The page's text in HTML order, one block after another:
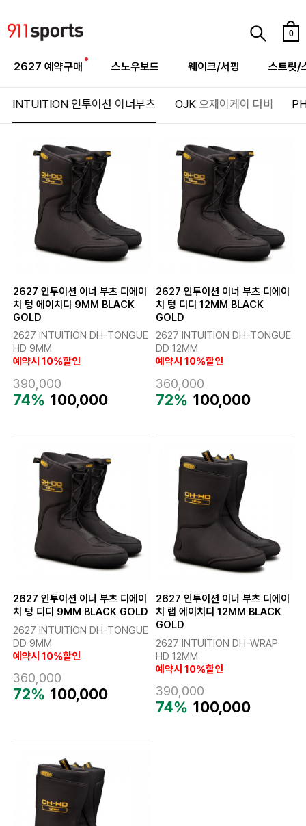
0
2627 예약구매 스노우보드 웨이크/서핑 스트릿/
INTUITION 인투이션 이너부츠 OJK오제이케이 더비
2627 인투이션 이너 부츠 디에이
치 텅 에이치디 9MM BLACK
GOLD
2627 INTUITION DH-TONGUE
HD 9MM
예약시 10%할인
390,000
74% 100,000
2627 인투이션 이너 부츠 디에이
치 텅 디디 12MM BLACK
GOLD
2627 INTUITION DH-TONGUE
DD 12MM
예약시 10%할인
360,000
72% 100,000
2627 인투이션 이너 부츠 디에이
치 텅 디디 9MM BLACK GOLD
2627 INTUITION DH-TONGUE
DD 9MM
예약시 10%할인
360,000
72% 100,000
2627 인투이션 이너 부츠 디에이
치 랩 에이치디 12MM BLACK
GOLD
2627 INTUITION DH-WRAP
HD 12MM
예약시 10%할인
390,000
74% 100,000